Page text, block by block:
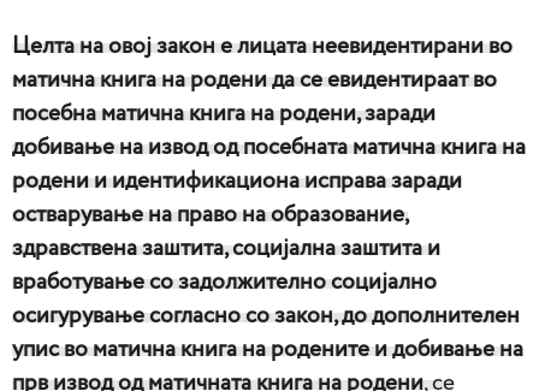
Целта на овој закон е лицата неевидентирани во
матична книга на родени да се евидентираат во
посебна матична книга на родени, заради
добивање на извод од посебната матична книга на
родени и идентификациона исправа заради
остварување на право на образование,
здравствена заштита, социјална заштита и
вработување со задолжително социјално
осигурување согласно со закон, до дополнителен
упис во матична книга на родените и добивање на
прв извод од матичната книга на родени, се